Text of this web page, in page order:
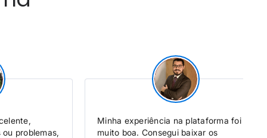
problemas,
Minha experiência na plataforma foi
muito boa. Consegui baixar os